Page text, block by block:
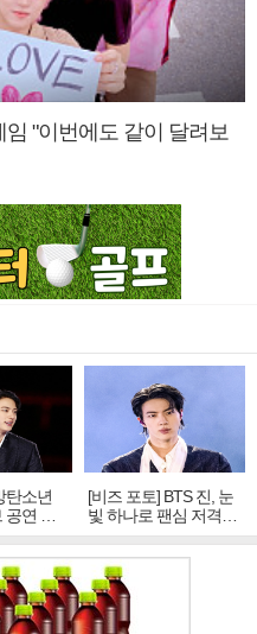
"이번에도 같이 달려보
탄소년
공연 중
아우라
[비즈 포토] BTS 진, 눈
빛 하나로 팬심 저격…
독보적 카리스마